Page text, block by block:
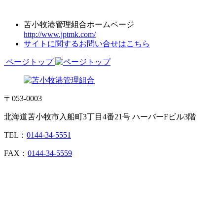
苫小牧港管理組合ホームページ
http://www.jptmk.com/
サイトに関するお問い合せはこちら
ページトップ
〒053-0003
北海道苫小牧市入船町3丁目4番21号 ハーバーFビル3階
TEL： 0144-34-5551
FAX： 0144-34-5559